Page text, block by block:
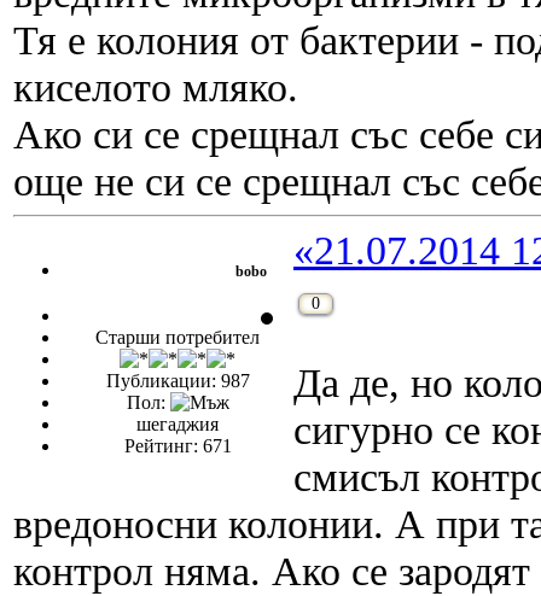
Тя е колония от бактерии -
киселото мляко.
Ако си се срещнал със себе
още не си се срещнал със
bobo
Старши потребител
Публикации: 987
Пол:
шегаджия
Рейтинг: 671
«21.07.2014
0
Да де, но
сигурно се
смисъл
вредоносни колонии. А при
контрол няма. Ако се